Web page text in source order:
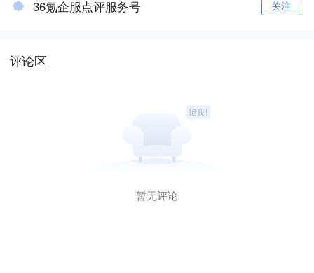
36氪企服点评服务号 关注
评论区
暂无评论